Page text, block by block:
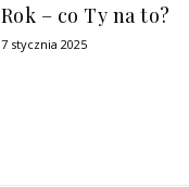
Rok – co Ty na to?
7 stycznia 2025